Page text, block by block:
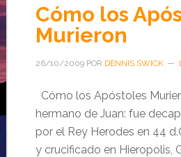
Cómo los
Murieron
26/10/2009POR DENNIS SWICK
Cómo los Apóstoles
hermano de Juan: fue
por el Rey Herodes en 44
y crucificado en Hieropolis,